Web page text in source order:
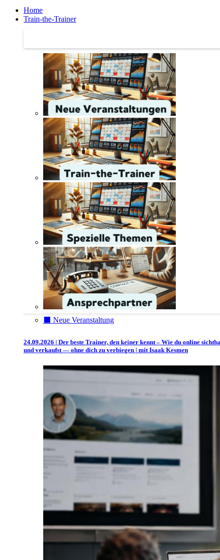
Home
Train-the-Trainer
⬛️ Neue Veranstaltung
24.09.2026 | Der beste Trainer, den keiner kennt – Wie du online
und verkaufst — ohne dich zu verbiegen | mit Isaak Kesmen